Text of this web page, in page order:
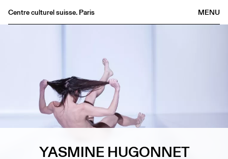
MENU
Centre culturel suisse. Paris
Publications
About
YASMINE HUGONNET